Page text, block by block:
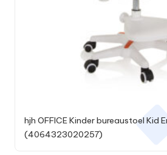
hjh OFFICE Kinder bureaustoel Kid
(4064323020257)